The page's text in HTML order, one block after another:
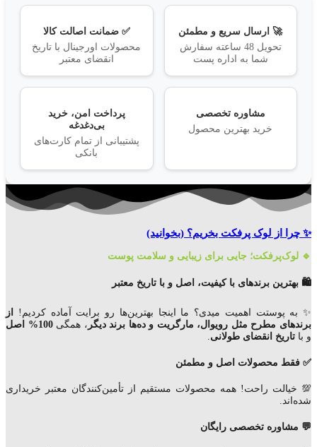
🚀 ارسال سریع و مطمئن
تحویل 48 ساعته سفارش
شما به اداره پست
✅ ضمانت اصالت کالا
محصولات اورجینال با تاریخ
انقضای معتبر
مشاوره تخصصی
خرید بهترین محصول
پرداخت امن، خرید
بی‌دغدغه
پشتیبانی از تمام کارت‌های
بانکی
✨ چرا از لوک پرفکت بخریم؟ (بخوانید)
🔹 لوک‌پرفکت؛ جایی برای زیبایی و سلامت پوست
🛍️ بهترین برندهای با کیفیت، اصل و با تاریخ معتبر
✨ به پوستت اهمیت میدی؟ ما اینجا بهترین‌ها رو برایت آماده کردیم!
از
برندهای مطرح مثل رویوال، مارگریت و ده‌ها برند دیگر ، همگی100% اصل
و با تاریخ انقضای طولانی.
✅ فقط محصولات اصل و مطمئن
💯 خیالت راحت! همه محصولات مستقیم از تأمین‌کنندگان معتبر خریداری
شده‌اند.
💬 مشاوره تخصصی رایگان